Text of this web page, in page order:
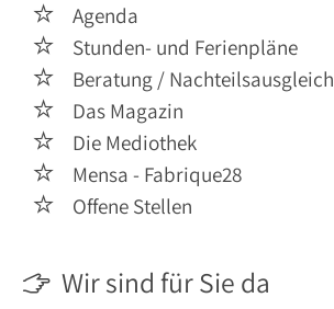
 Agenda
 Stunden- und Ferienpläne
 Beratung / Nachteilsausgleich
 Das Magazin
 Die Mediothek
 Mensa - Fabrique28
 Offene Stellen
 Wir sind für Sie da